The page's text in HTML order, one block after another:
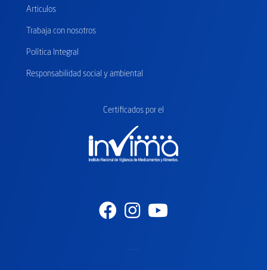
Articulos
Trabaja con nosotros
Política Integral
Responsabilidad social y ambiental
Certificados por el
FacebookInstagramYoutube